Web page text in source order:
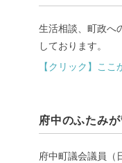
生活相談、町政へ
しております。
【クリック】こ
府中のふたみ
府中町議会議員（